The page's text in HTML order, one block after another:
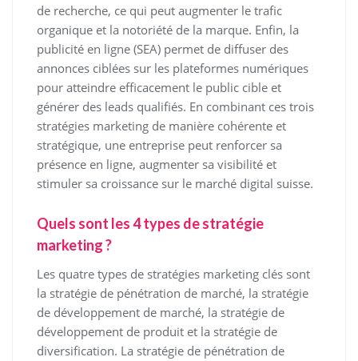
de recherche, ce qui peut augmenter le trafic
organique et la notoriété de la marque. Enfin, la
publicité en ligne (SEA) permet de diffuser des
annonces ciblées sur les plateformes numériques
pour atteindre efficacement le public cible et
générer des leads qualifiés. En combinant ces trois
stratégies marketing de manière cohérente et
stratégique, une entreprise peut renforcer sa
présence en ligne, augmenter sa visibilité et
stimuler sa croissance sur le marché digital suisse.
Quels sont les 4 types de stratégie
marketing ?
Les quatre types de stratégies marketing clés sont
la stratégie de pénétration de marché, la stratégie
de développement de marché, la stratégie de
développement de produit et la stratégie de
diversification. La stratégie de pénétration de